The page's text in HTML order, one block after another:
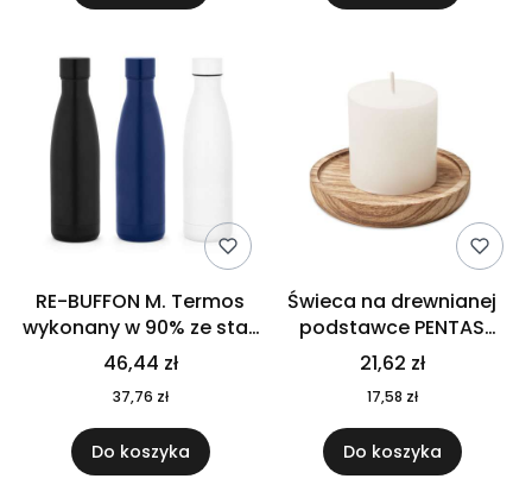
RE-BUFFON M. Termos
wykonany w 90% ze stali
nierdzewnej
pochodzącej z
recyklingu 520 ml 94294
46,44 zł
37,76 zł
Do koszyka
Świeca na drewnianej
podstawce PENTAS
MO6282-40
21,62 zł
17,58 zł
Do koszyka